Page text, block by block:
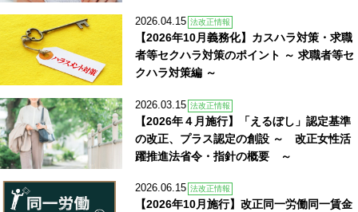
2026.04.15 法改正情報
【2026年10月義務化】カスハラ対策・求職
者等セクハラ対策のポイント ～ 求職者等セ
クハラ対策編 ～
2026.03.15 法改正情報
【2026年４月施行】「えるぼし」認定基準
の改正、プラス認定の創設 ～ 改正女性活
躍推進法省令・指針の概要 ～
2026.06.15 法改正情報
【2026年10月施行】改正同一労働同一賃金